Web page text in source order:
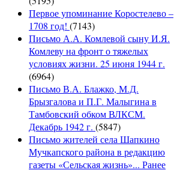
Первое упоминание Коростелево –
1708 год! (7143)
Письмо А.А. Комлевой сыну И.Я.
Комлеву на фронт о тяжелых
условиях жизни. 25 июня 1944 г.
(6964)
Письмо В.А. Блажко, М.Д.
Брызгалова и П.Г. Малыгина в
Тамбовский обком ВЛКСМ.
Декабрь 1942 г. (5847)
Письмо жителей села Шапкино
Мучкапского района в редакцию
газеты «Сельская жизнь»... Ранее